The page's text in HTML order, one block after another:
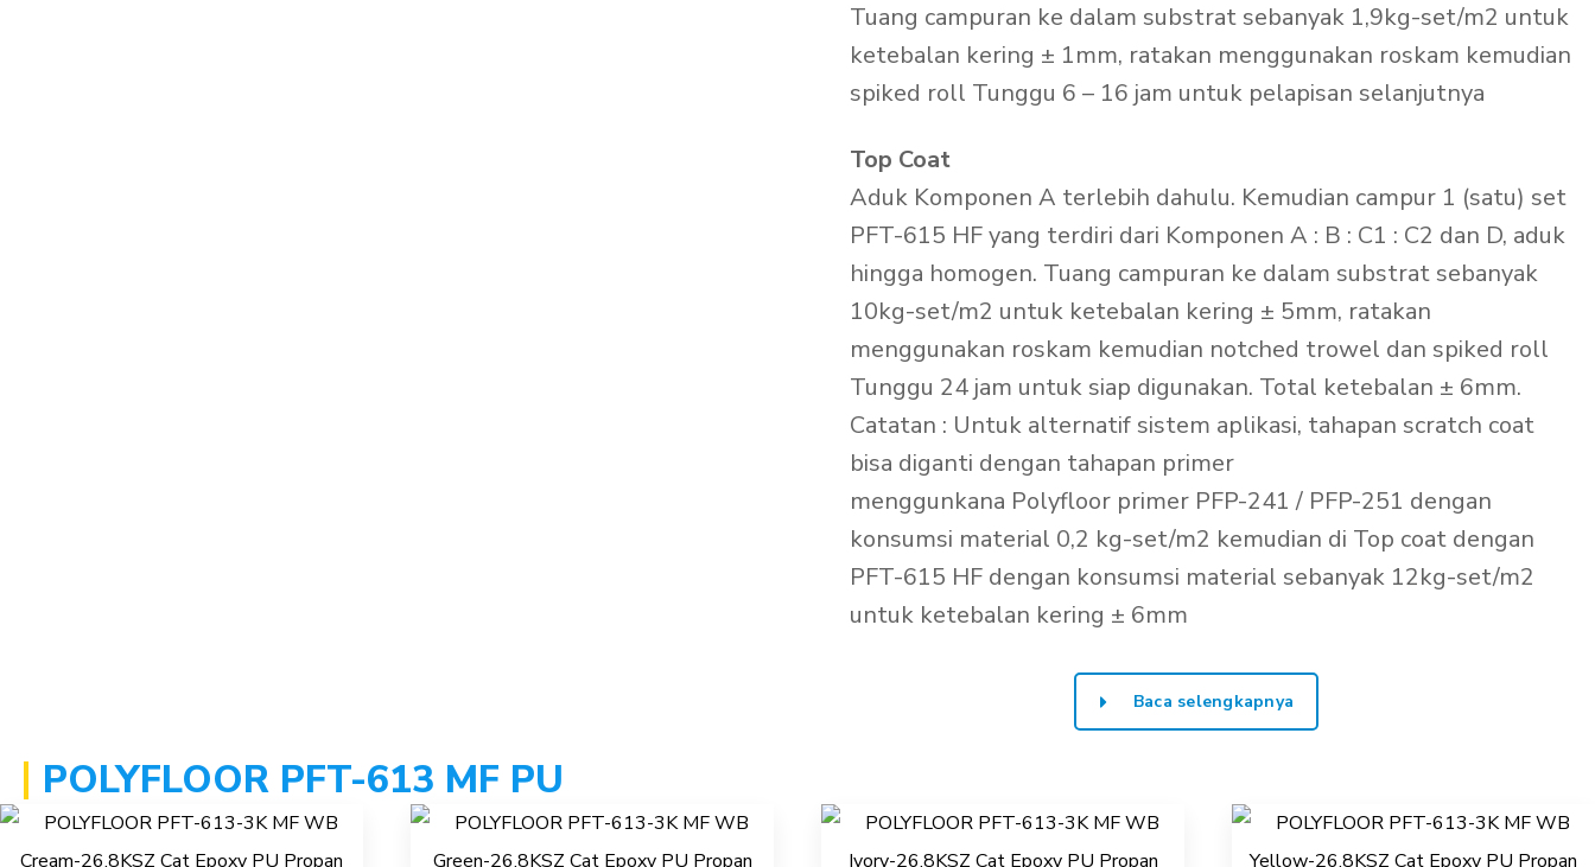
Tuang campuran ke dalam substrat sebanyak 1,9kg-set/m2 untuk
ketebalan kering ± 1mm, ratakan menggunakan roskam kemudian
spiked roll Tunggu 6 – 16 jam untuk pelapisan selanjutnya
Top Coat
Aduk Komponen A terlebih dahulu. Kemudian campur 1 (satu) set
PFT-615 HF yang terdiri dari Komponen A : B : C1 : C2 dan D, aduk
hingga homogen. Tuang campuran ke dalam substrat sebanyak
10kg-set/m2 untuk ketebalan kering ± 5mm, ratakan
menggunakan roskam kemudian notched trowel dan spiked roll
Tunggu 24 jam untuk siap digunakan. Total ketebalan ± 6mm.
Catatan : Untuk alternatif sistem aplikasi, tahapan scratch coat
bisa diganti dengan tahapan primer
menggunkana Polyfloor primer PFP-241 / PFP-251 dengan
konsumsi material 0,2 kg-set/m2 kemudian di Top coat dengan
PFT-615 HF dengan konsumsi material sebanyak 12kg-set/m2
untuk ketebalan kering ± 6mm
Baca selengkapnya
POLYFLOOR PFT-613 MF PU